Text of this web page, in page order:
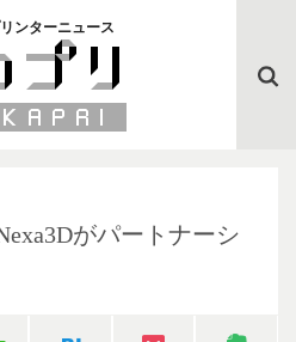
ンターニュース
がパートナーシ